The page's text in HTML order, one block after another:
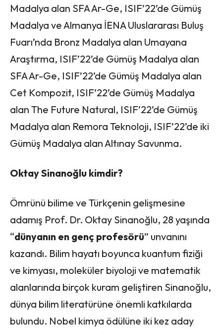
Madalya alan SFA Ar-Ge, ISIF’22’de Gümüş
Madalya ve Almanya İENA Uluslararası Buluş
Fuarı’nda Bronz Madalya alan Umayana
Araştırma, ISIF’22’de Gümüş Madalya alan
SFA Ar-Ge, ISIF’22’de Gümüş Madalya alan
Cet Kompozit, ISIF’22’de Gümüş Madalya
alan The Future Natural, ISIF’22’de Gümüş
Madalya alan Remora Teknoloji, ISIF’22’de iki
Gümüş Madalya alan Altınay Savunma.
Oktay Sinanoğlu kimdir?
Ömrünü bilime ve Türkçenin gelişmesine
adamış Prof. Dr. Oktay Sinanoğlu, 28 yaşında
“dünyanın en genç profesörü” unvanını
kazandı. Bilim hayatı boyunca kuantum fiziği
ve kimyası, moleküler biyoloji ve matematik
alanlarında birçok kuram geliştiren Sinanoğlu,
dünya bilim literatürüne önemli katkılarda
bulundu. Nobel kimya ödülüne iki kez aday